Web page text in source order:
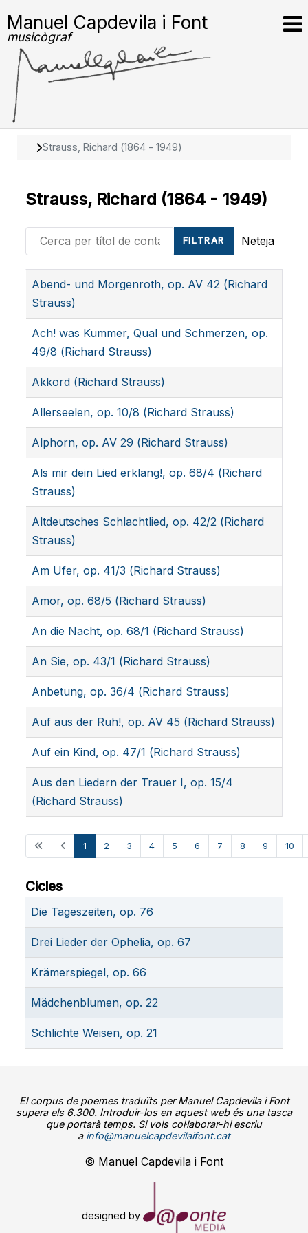
Manuel Capdevila i Font
musicògraf
Strauss, Richard (1864 - 1949)
Strauss, Richard (1864 - 1949)
Cerca per títol de contacte FILTRAR Neteja
Articles
Abend- und Morgenroth, op. AV 42 (Richard
Strauss)
Ach! was Kummer, Qual und Schmerzen, op.
49/8 (Richard Strauss)
Akkord (Richard Strauss)
Allerseelen, op. 10/8 (Richard Strauss)
Alphorn, op. AV 29 (Richard Strauss)
Als mir dein Lied erklang!, op. 68/4 (Richard
Strauss)
Altdeutsches Schlachtlied, op. 42/2 (Richard
Strauss)
Am Ufer, op. 41/3 (Richard Strauss)
Amor, op. 68/5 (Richard Strauss)
An die Nacht, op. 68/1 (Richard Strauss)
An Sie, op. 43/1 (Richard Strauss)
Anbetung, op. 36/4 (Richard Strauss)
Auf aus der Ruh!, op. AV 45 (Richard Strauss)
Auf ein Kind, op. 47/1 (Richard Strauss)
Aus den Liedern der Trauer I, op. 15/4
(Richard Strauss)
1 2 3 4 5 6 7 8 9 10
Cicles
Die Tageszeiten, op. 76
Drei Lieder der Ophelia, op. 67
Krämerspiegel, op. 66
Mädchenblumen, op. 22
Schlichte Weisen, op. 21
El corpus de poemes traduïts per Manuel Capdevila i Font
supera els 6.300. Introduir-los en aquest web és una tasca
que portarà temps. Si vols col·laborar-hi escriu
a info@manuelcapdevilaifont.cat
© Manuel Capdevila i Font
designed by